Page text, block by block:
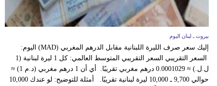
بيروت ـ لبنان اليوم
إليك سعر صرف الليرة اللبنانية مقابل الدرهم المغربي (MAD) اليوم:
السعر التقريبي السعر التقريبي المتوسط العالمي: كل 1 ليرة لبنانية (1
ل.ل.) ≈ 0.0001029 درهم مغربي تقريبًا. أي أن 1 درهم مغربي (د.م 1) ≈
حوالي 9,700 ـ 10,000 ليرة لبنانية تقريبًا. أمثلة للتوضيح: لو عندك 10,000